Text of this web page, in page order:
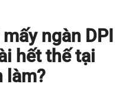
ngàn DPI
hết thế tại
làm?